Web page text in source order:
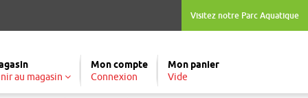
Visitez notre Parc Aquatique
au magasin
Mon compte
Connexion
Mon panier
Vide